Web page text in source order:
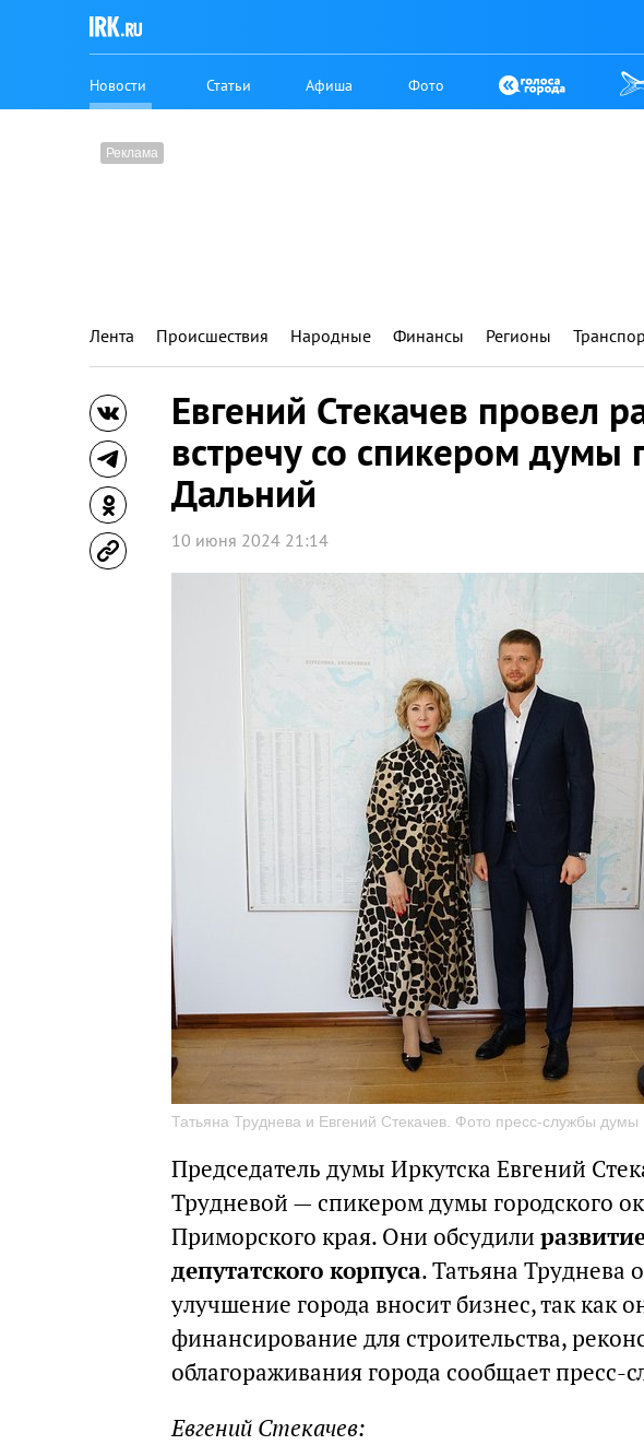
Новости Статьи Афиша Фото
Лента Происшествия Народные Финансы Регионы
Евгений Стекачев провел
встречу со спикером думы
Дальний
10 июня 2024 21:14
Татьяна Труднева и Евгений Стекачев. Фото пресс-службы думы
Председатель думы Иркутска Евгений
Трудневой — спикером думы городского
Приморского края. Они обсудили
депутатского корпуса. Татьяна Труднева
улучшение города вносит бизнес, так как
финансирование для строительства,
облагораживания города сообщает пресс-
Евгений Стекачев: